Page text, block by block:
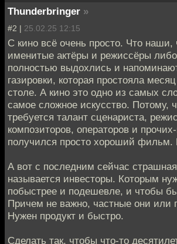
Thunderbringer »
#2 | 25.02.25 12:15
С кино всё очень просто. Что наши,
именитые актёры и режиссёры
полностью выдохлись и
газировки, которая простояла
столе. А кино это одно из самых
самое сложное искусство. Потому,
требуется талант сценариста,
композиторов, операторов и
получился просто хороший фильм.
А вот с последним сейчас
называется инвесторы. Которым
побыстрее и подешевле, и чтобы
Причем не важно, частные они или
Нужен продукт и быстро.
Сделать так, чтобы что-то